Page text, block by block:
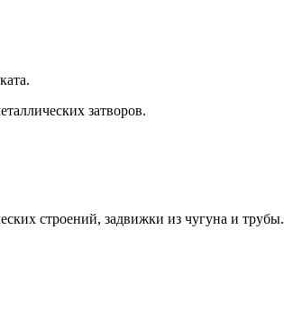
затворов.
строений, задвижки из чугуна и трубы.